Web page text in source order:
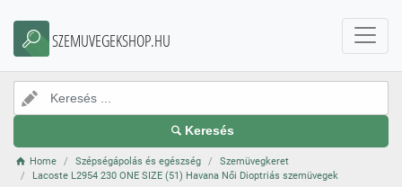
SZEMUVEGEKSHOP.HU
Keresés
Home Szépségápolás és egészség
Szemüvegkeret
Lacoste L2954 230 ONE SIZE (51) Havana Női Dioptriás szemüvegek